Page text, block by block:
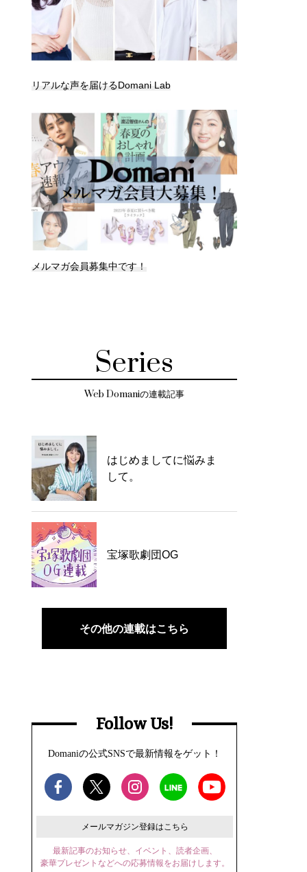
リアルな声を届けるDomani Lab
メルマガ会員募集中です！
Series
Web Domaniの連載記事
はじめましてに悩みま
して。
宝塚歌劇団OG
その他の連載はこちら
Follow Us!
Domaniの公式SNSで最新情報をゲット！
メールマガジン登録はこちら
最新記事のお知らせ、イベント、読者企画、
豪華プレゼントなどへの応募情報をお届けします。